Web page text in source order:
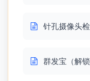
针孔摄像头
群发宝（解